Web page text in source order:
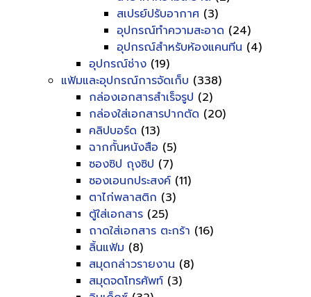
สเปรย์ปรับอากาศ (3)
อุปกรณ์ทำความสะอาด (24)
อุปกรณ์สำหรับห้องแคนทีน (4)
อุปกรณ์ช่าง (19)
แฟ้มและอุปกรณ์การจัดเก็บ (338)
กล่องเอกสารสำเร็จรูป (2)
กล่องใส่เอกสารปากตัด (20)
คลิปบอร์ด (13)
ฉากกั้นหนังสือ (5)
ซองซิป ถุงซิป (7)
ซองเอนกประสงค์ (11)
ตาไก่พลาสติก (3)
ตู้ใส่เอกสาร (25)
ถาดใส่เอกสาร ตะกร้า (16)
ลิ้นแฟ้ม (8)
สมุดกล่าวรายงาน (8)
สมุดจดโทรศัพท์ (3)